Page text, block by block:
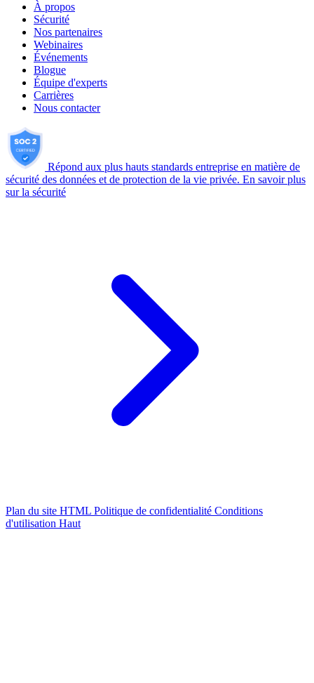
À propos
Sécurité
Nos partenaires
Webinaires
Événements
Blogue
Équipe d'experts
Carrières
Nous contacter
Répond aux plus hauts standards entreprise en matière de
sécurité des données et de protection de la vie privée. En savoir plus
sur la sécurité
Plan du site HTML Politique de confidentialité Conditions
d'utilisation Haut